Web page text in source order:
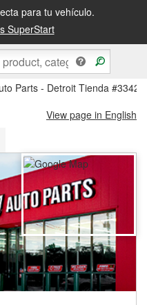
para tu vehículo.
SuperStart
o recógela en la tienda
Parts - Detroit Tienda #3342
View page in English